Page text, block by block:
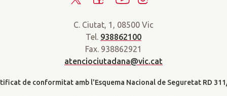
i
t
t
c
e
b
o
u
t
u
s
a
C. Ciutat, 1, 08500 Vic
Tel. 938862100
Fax. 938862921
atenciociutadana@vic.cat
t